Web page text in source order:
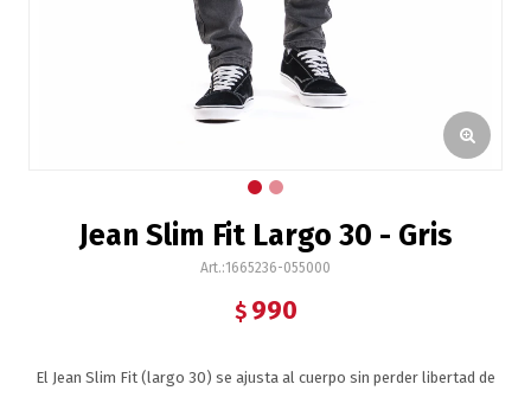
Jean Slim Fit Largo 30 - Gris
1665236-055000
$ 990
El Jean Slim Fit (largo 30) se ajusta al cuerpo sin perder libertad de